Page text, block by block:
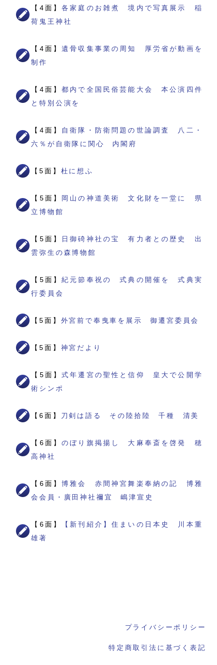
【4面】各家庭のお雑煮 境内で写真展示 稲
荷鬼王神社
【4面】遺骨収集事業の周知 厚労省が動画を
制作
【4面】都内で全国民俗芸能大会 本公演四件
と特別公演を
【4面】
自衛隊・防衛問題の世論調査 八二・
六％が自衛隊に関心 内閣府
【5面】 杜に想ふ
【5面】
岡山の神道美術 文化財を一堂に 県
立博物館
【5面】
日御碕神社の宝 有力者との歴史 出
雲弥生の森博物館
【5面】紀元節奉祝の 式典の開催を 式典実
行委員会
【5面】 外宮前で奉曳車を展示 御遷宮委員会
【5面】 神宮だより
【5面】式年遷宮の聖性と信仰 皇大で公開学
術シンポ
【6面】 刀剣は語る その陸拾陸 千種 清美
【6面】のぼり旗掲揚し 大麻奉斎を啓発 穂
高神社
【6面】博雅会 赤間神宮舞楽奉納の記 博雅
会会員・廣田神社禰宜 嶋津宣史
【6面】
【新刊紹介】住まいの日本史 川本重
雄著
プライバシーポリシー
特定商取引法に基づく表記